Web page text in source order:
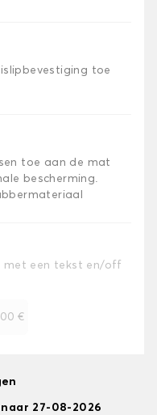
toe
toe aan de mat
bescherming.
met een tekst en/off
€
27-08-2026